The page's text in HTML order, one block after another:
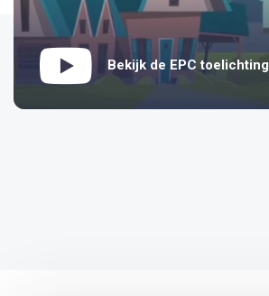
Bekijk de EPC toelichting